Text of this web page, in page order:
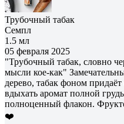
Трубочный табак
Семпл
1.5 мл
05 февраля 2025
"Трубочный табак, словно
мысли кое-как"
дерево, табак фоном
вдыхать аромат полной
полноценный флакон.
❤️